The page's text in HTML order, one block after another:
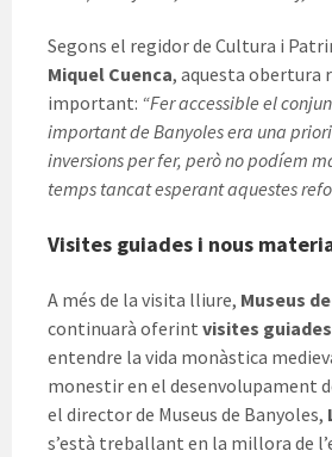
Segons el regidor de Cultura i
Miquel Cuenca, aquesta obertura
important: “Fer accessible el
important de Banyoles era una
inversions per fer, però no podíem
temps tancat esperant aquestes
Visites guiades i nous
A més de la visita lliure, Museus
continuarà oferint visites
entendre la vida monàstica
monestir en el desenvolupament
el director de Museus de Banyoles,
s’està treballant en la millora de